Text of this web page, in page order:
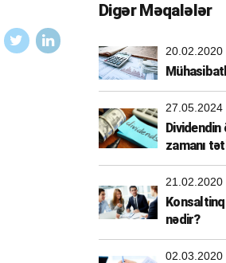
Digər Məqalələr
20.02.2020
27.05.2024
zamanı
güzəşti
21.02.2020
nədir?
02.03.2020